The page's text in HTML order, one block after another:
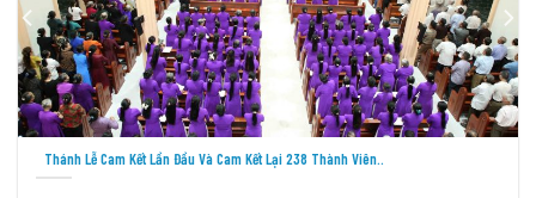
Cáo Phó: Thân Phụ Của Nữ Tu Têrêxa Hoàng Thị Hiển – Cộng..